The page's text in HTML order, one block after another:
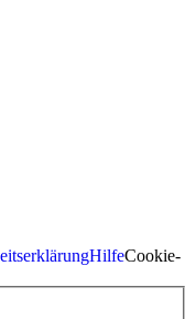
HilfeCookie-